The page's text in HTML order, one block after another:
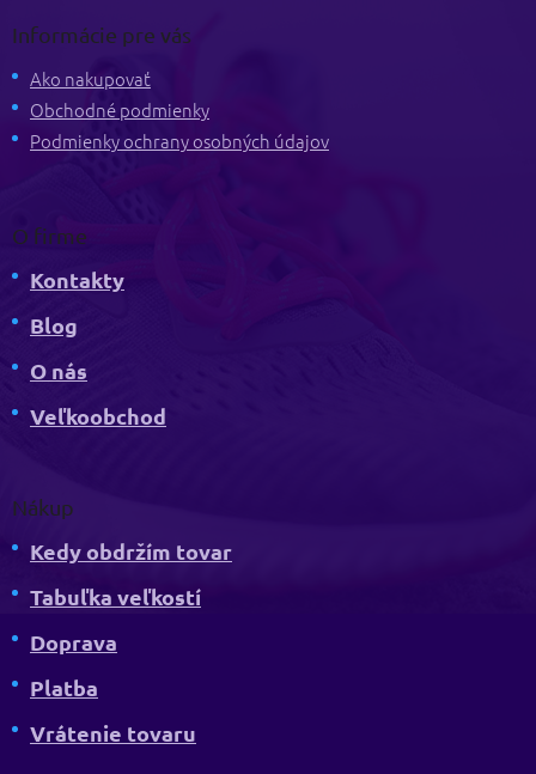
Informácie pre vás
Ako nakupovať
Obchodné podmienky
Podmienky ochrany osobných údajov
O firme
Kontakty
Blog
O nás
Veľkoobchod
Nákup
Kedy obdržím tovar
Tabuľka veľkostí
Doprava
Platba
Vrátenie tovaru